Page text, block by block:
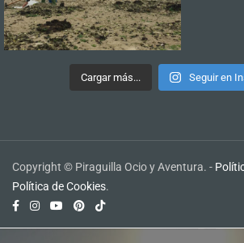
Cargar más... Seguir en
Copyright © Piraguilla Ocio y Aventura. -
Política de Cookies.